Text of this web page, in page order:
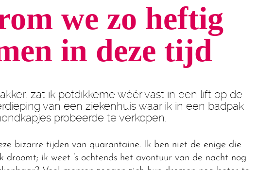
we zo heftig
in deze tijd
zat ik potdikkeme wéér vast in een lift op de
van een ziekenhuis waar ik in een badpak
probeerde te verkopen.
bizarre tijden van quarantaine. Ik ben niet de enige die
droomt; ik weet ’s ochtends het avontuur van de nacht nog